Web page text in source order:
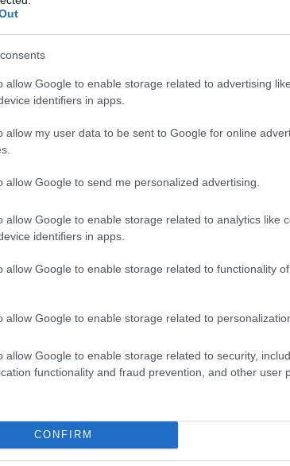
allow Google to enable storage related to advertising
identifiers in apps.
allow my user data to be sent to Google for online
allow Google to send me personalized advertising.
allow Google to enable storage related to analytics like
identifiers in apps.
allow Google to enable storage related to functionality
allow Google to enable storage related to
allow Google to enable storage related to security,
functionality and fraud prevention, and other user
CONFIRM